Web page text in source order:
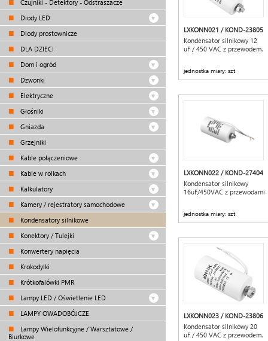
Czujniki - Detektory - Odstraszacze
Diody LED
Diody prostownicze
DLA DZIECI
Dom i ogród
Dzwonki
Elektryczne
Głośniki
Gniazda
Grzejniki
Kable połączeniowe
Kable w rolkach
Kalkulatory
Kamery / rejestratory samochodowe
Kondensatory silnikowe
Konektory / Tulejki
Konwertery napięcia
Krokodylki
Krótkofalówki PMR
Lampy LED / Oświetlenie LED
LAMPY OWADOBÓJCZE
Lampy Wielofunkcyjne / Warsztatowe /
Biurkowe
LXKONN021 / KOND-23805
Kondensator silnikowy 12
uF / 450 VAC z przewodem.
jednostka miary: szt
LXKONN022 / KOND-27404
Kondensator silnikowy
16uF/450VAC z przewodami
jednostka miary: szt
LXKONN023 / KOND-23806
Kondensator silnikowy 20
uF / 450 VAC z przewodem.